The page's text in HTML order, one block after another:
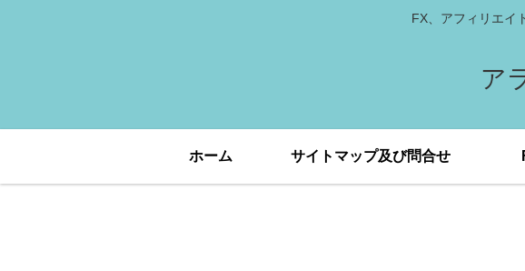
FX、アフィリエイ
ア
ホーム サイトマップ及び問合せ